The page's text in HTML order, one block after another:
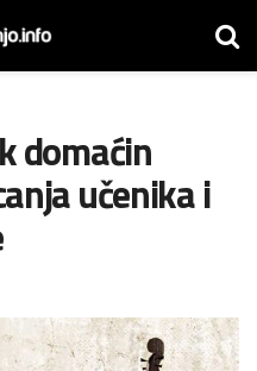
domaćin
učenika i